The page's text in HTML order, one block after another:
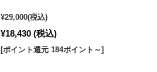
¥29,000(税込)
¥18,430 (税込)
[ポイント還元 184ポイント～]